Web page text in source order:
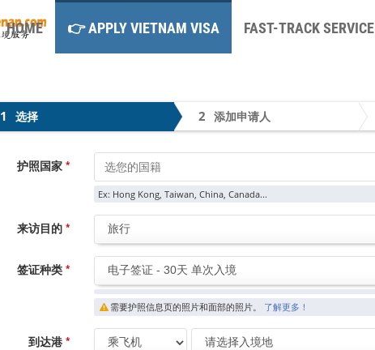
HOME 👉 APPLY VIETNAM VISA FAST-TRACK SERVICE
1 选择 2 添加申请人
护照国家*
Ex: Hong Kong, Taiwan, China, Canada...
来访目的*
签证种类*
需要护照信息页的照片和面部的照片。 了解更多！
到达港*